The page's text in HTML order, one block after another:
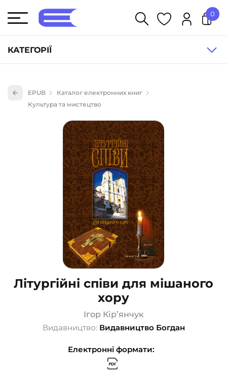
КАТЕГОРІЇ
Книги для дітей (836)
Науково-популярна література (1015)
Навчальна література та посібники (527)
Енциклопедії, довідники, словники (55)
Подарункові сертифікати (1)
0
EPUB
Каталог електронних книг
Культура та мистецтво
Літургійні співи для мішаного
хору
Ігор Кір’янчук
Видавництво: Видавництво Богдан
Електронні формати: